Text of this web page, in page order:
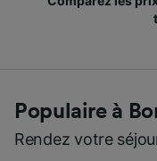
Populaire à
Rendez votre